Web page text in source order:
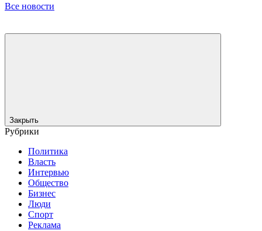
Все новости
Закрыть
Рубрики
Политика
Власть
Интервью
Общество
Бизнес
Люди
Спорт
Реклама